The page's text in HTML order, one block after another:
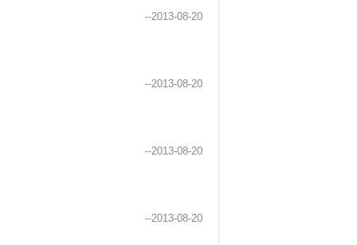
--2013-08-20
--2013-08-20
--2013-08-20
--2013-08-20